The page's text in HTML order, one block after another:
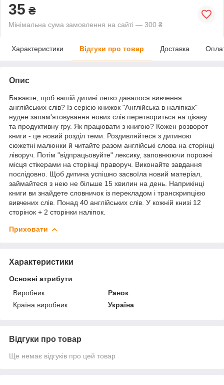
35 ₴
Мінімальна сума замовлення на сайті — 300 ₴
Характеристики Відгуки про товар Доставка
Опис
Бажаєте, щоб вашій дитині легко давалося вивчення
англійських слів? Із серією книжок "Англійська в наліпках"
нудне запам'ятовування нових слів перетвориться на цікаву
та продуктивну гру. Як працювати з книгою? Кожен розворот
книги - це новий розділ теми. Роздивляйтеся з дитиною
сюжетні малюнки й читайте разом англійські слова на сторінці
ліворуч. Потім "відпрацьовуйте" лексику, заповнюючи порожні
місця стікерами на сторінці праворуч. Виконайте завдання
послідовно. Щоб дитина успішно засвоїла новий матеріал,
займайтеся з нею не більше 15 хвилин на день. Наприкінці
книги ви знайдете словничок із перекладом і транскрипцією
вивчених слів. Понад 40 англійських слів. У кожній книзі 12
сторінок + 2 сторінки наліпок.
Приховати
Характеристики
Основні атрибути
Виробник
Ранок
Країна виробник
Україна
Відгуки про товар
Ще немає відгуків про цей товар